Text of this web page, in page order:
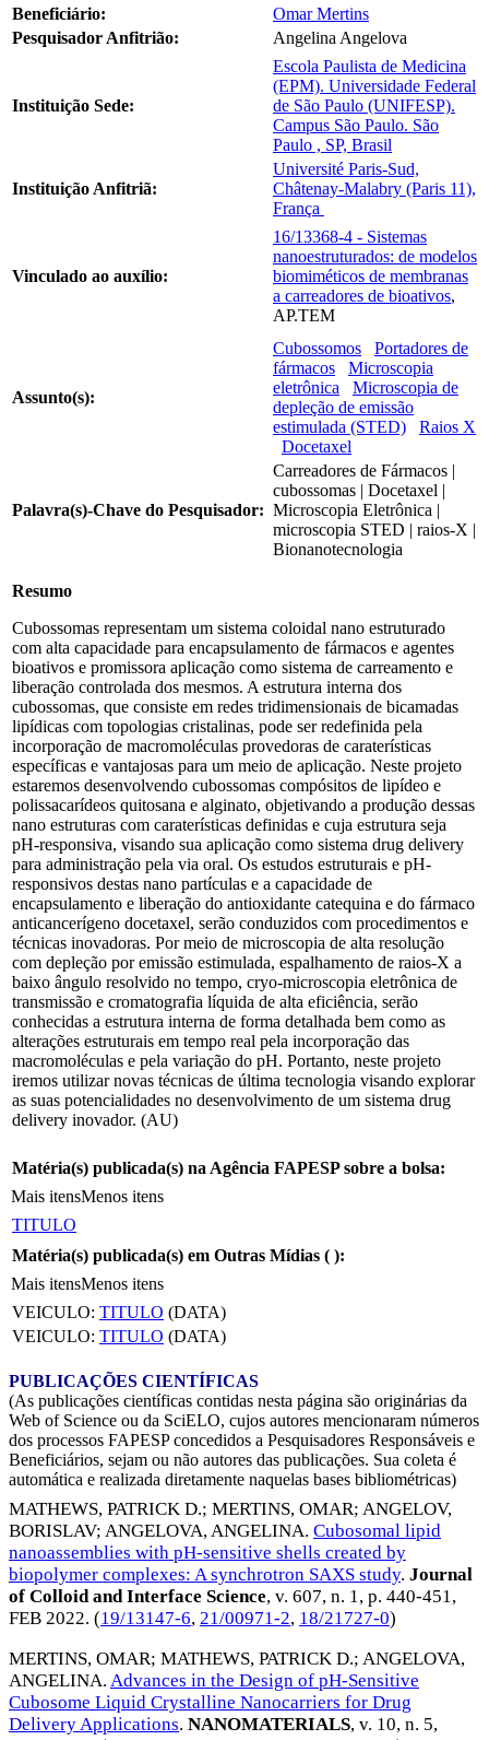
Beneficiário:
Omar Mertins
Pesquisador Anfitrião:
Angelina Angelova
Instituição Sede:
Escola Paulista de Medicina
(EPM). Universidade Federal
de São Paulo (UNIFESP).
Campus São Paulo. São
Paulo , SP, Brasil
Instituição Anfitriã:
Université Paris-Sud,
Châtenay-Malabry (Paris 11),
França
Vinculado ao auxílio:
16/13368-4 - Sistemas
nanoestruturados: de modelos
biomiméticos de membranas
a carreadores de bioativos,
AP.TEM
Assunto(s):
Cubossomos
Portadores de
fármacos
Microscopia
eletrônica
Microscopia de
depleção de emissão
estimulada (STED)
Raios X
Docetaxel
Palavra(s)-Chave do Pesquisador:
Carreadores de Fármacos |
cubossomas | Docetaxel |
Microscopia Eletrônica |
microscopia STED | raios-X |
Bionanotecnologia
Resumo
Cubossomas representam um sistema coloidal nano estruturado
com alta capacidade para encapsulamento de fármacos e agentes
bioativos e promissora aplicação como sistema de carreamento e
liberação controlada dos mesmos. A estrutura interna dos
cubossomas, que consiste em redes tridimensionais de bicamadas
lipídicas com topologias cristalinas, pode ser redefinida pela
incorporação de macromoléculas provedoras de caraterísticas
específicas e vantajosas para um meio de aplicação. Neste projeto
estaremos desenvolvendo cubossomas compósitos de lipídeo e
polissacarídeos quitosana e alginato, objetivando a produção dessas
nano estruturas com caraterísticas definidas e cuja estrutura seja
pH-responsiva, visando sua aplicação como sistema drug delivery
para administração pela via oral. Os estudos estruturais e pH-
responsivos destas nano partículas e a capacidade de
encapsulamento e liberação do antioxidante catequina e do fármaco
anticancerígeno docetaxel, serão conduzidos com procedimentos e
técnicas inovadoras. Por meio de microscopia de alta resolução
com depleção por emissão estimulada, espalhamento de raios-X a
baixo ângulo resolvido no tempo, cryo-microscopia eletrônica de
transmissão e cromatografia líquida de alta eficiência, serão
conhecidas a estrutura interna de forma detalhada bem como as
alterações estruturais em tempo real pela incorporação das
macromoléculas e pela variação do pH. Portanto, neste projeto
iremos utilizar novas técnicas de última tecnologia visando explorar
as suas potencialidades no desenvolvimento de um sistema drug
delivery inovador. (AU)
Matéria(s) publicada(s) na Agência FAPESP sobre a bolsa:
Mais itensMenos itens
TITULO
Matéria(s) publicada(s) em Outras Mídias ( ):
Mais itensMenos itens
VEICULO: TITULO (DATA)
VEICULO: TITULO (DATA)
PUBLICAÇÕES CIENTÍFICAS
(As publicações científicas contidas nesta página são originárias da
Web of Science ou da SciELO, cujos autores mencionaram números
dos processos FAPESP concedidos a Pesquisadores Responsáveis e
Beneficiários, sejam ou não autores das publicações. Sua coleta é
automática e realizada diretamente naquelas bases bibliométricas)
MATHEWS, PATRICK D.; MERTINS, OMAR; ANGELOV,
BORISLAV; ANGELOVA, ANGELINA. Cubosomal lipid
nanoassemblies with pH-sensitive shells created by
biopolymer complexes: A synchrotron SAXS study. Journal
of Colloid and Interface Science, v. 607, n. 1, p. 440-451,
FEB 2022. (19/13147-6, 21/00971-2, 18/21727-0)
MERTINS, OMAR; MATHEWS, PATRICK D.; ANGELOVA,
ANGELINA. Advances in the Design of pH-Sensitive
Cubosome Liquid Crystalline Nanocarriers for Drug
Delivery Applications. NANOMATERIALS, v. 10, n. 5,